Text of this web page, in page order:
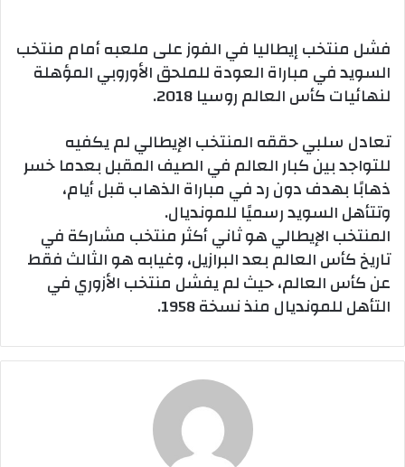
فشل منتخب إيطاليا في الفوز على ملعبه أمام منتخب
السويد في مباراة العودة للملحق الأوروبي المؤهلة
لنهائيات كأس العالم روسيا 2018.
تعادل سلبي حققه المنتخب الإيطالي لم يكفيه
للتواجد بين كبار العالم في الصيف المقبل بعدما خسر
ذهابًا بهدف دون رد في مباراة الذهاب قبل أيام،
وتتأهل السويد رسميًا للمونديال.
المنتخب الإيطالي هو ثاني أكثر منتخب مشاركة في
تاريخ كأس العالم بعد البرازيل، وغيابه هو الثالث فقط
عن كأس العالم، حيث لم يفشل منتخب الأزوري في
التأهل للمونديال منذ نسخة 1958.